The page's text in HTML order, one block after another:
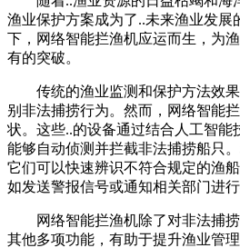
渔业保护方案成为了..未来渔业发展
下，网络智能拦渔机应运而生，为
有的突破。
传统的渔业监测和保护方法效
别非法捕捞行为。然而，网络智能
状。这些..的设备通过结合人工智能
能够自动侦测并拦截非法捕捞船只
它们可以快速辨识不符合规定的渔
如发送警报信号或通知相关部门进行
网络智能拦渔机除了对非法捕
其他多项功能，有助于提升渔业管